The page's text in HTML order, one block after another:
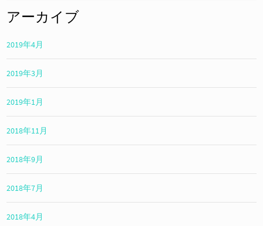
アーカイブ
2019年4月
2019年3月
2019年1月
2018年11月
2018年9月
2018年7月
2018年4月